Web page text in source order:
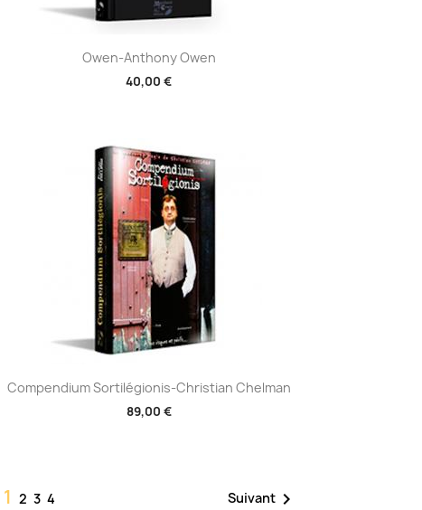
Aperçu rapide
Owen-Anthony Owen
40,00 €
Aperçu rapide
Compendium Sortilégionis-Christian Chelman
89,00 €
1234 Suivant